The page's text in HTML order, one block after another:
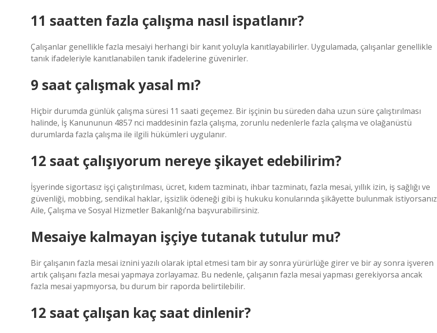
11 saatten fazla çalışma nasıl ispatlanır?
Çalışanlar genellikle fazla mesaiyi herhangi bir kanıt yoluyla kanıtlayabilirler. Uygulamada, çalışanlar genellikle
tanık ifadeleriyle kanıtlanabilen tanık ifadelerine güvenirler.
9 saat çalışmak yasal mı?
Hiçbir durumda günlük çalışma süresi 11 saati geçemez. Bir işçinin bu süreden daha uzun süre çalıştırılması
halinde, İş Kanununun 4857 nci maddesinin fazla çalışma, zorunlu nedenlerle fazla çalışma ve olağanüstü
durumlarda fazla çalışma ile ilgili hükümleri uygulanır.
12 saat çalışıyorum nereye şikayet edebilirim?
İşyerinde sigortasız işçi çalıştırılması, ücret, kıdem tazminatı, ihbar tazminatı, fazla mesai, yıllık izin, iş sağlığı ve
güvenliği, mobbing, sendikal haklar, işsizlik ödeneği gibi iş hukuku konularında şikâyette bulunmak istiyorsanız
Aile, Çalışma ve Sosyal Hizmetler Bakanlığı’na başvurabilirsiniz.
Mesaiye kalmayan işçiye tutanak tutulur mu?
Bir çalışanın fazla mesai iznini yazılı olarak iptal etmesi tam bir ay sonra yürürlüğe girer ve bir ay sonra işveren
artık çalışanı fazla mesai yapmaya zorlayamaz. Bu nedenle, çalışanın fazla mesai yapması gerekiyorsa ancak
fazla mesai yapmıyorsa, bu durum bir raporda belirtilebilir.
12 saat çalışan kaç saat dinlenir?